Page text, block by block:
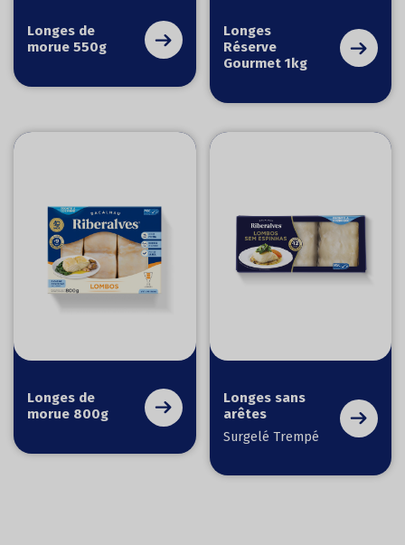
Longes de
morue 550g
Longes
Réserve
Gourmet 1kg
Longes de
morue 800g
Longes sans
arêtes
Surgelé Trempé